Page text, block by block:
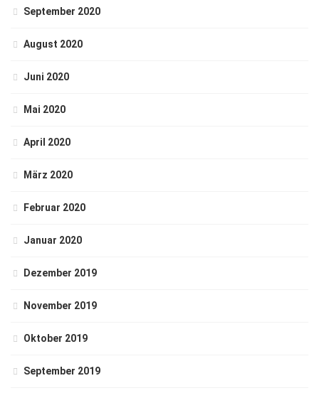
September 2020
August 2020
Juni 2020
Mai 2020
April 2020
März 2020
Februar 2020
Januar 2020
Dezember 2019
November 2019
Oktober 2019
September 2019